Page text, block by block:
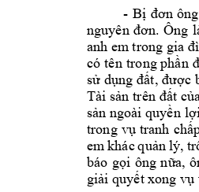
- Bị đơn ông
nguyên đơn. Ông
anh em trong gia
có tên trong phần
sử dụng đất, được
Tài sản trên đất
sản ngoài quyền
trong vụ tranh
em khác quản lý, tr
báo gọi ông nữa,
giải quyết xong vụ